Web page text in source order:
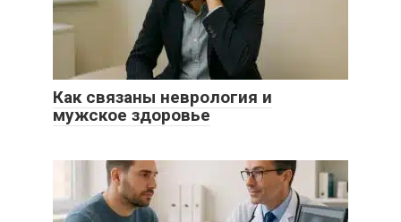
Как связаны неврология и
мужское здоровье